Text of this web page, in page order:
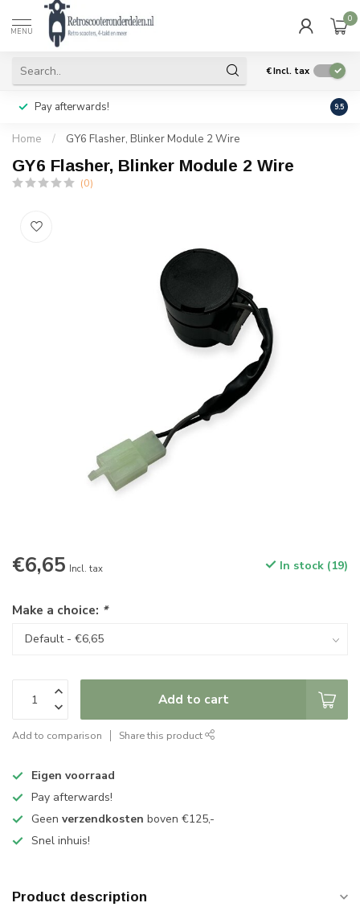
MENU
0
€Incl. tax
Pay afterwards! Geen
9.5
Home / GY6 Flasher, Blinker Module 2 Wire
GY6 Flasher, Blinker Module 2 Wire
(0)
€6,65 Incl. tax In stock (19)
Make a choice: *
Add to cart
Add to comparison Share this product
Eigen voorraad
Pay afterwards!
Geen verzendkosten boven €125,-
Snel inhuis!
Product description